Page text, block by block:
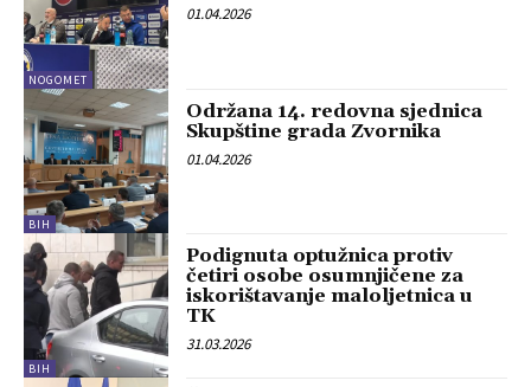
NOGOMET
01.04.2026
BIH
Održana 14. redovna sjednica
Skupštine grada Zvornika
01.04.2026
BIH
Podignuta optužnica protiv
četiri osobe osumnjičene za
iskorištavanje maloljetnica u
TK
31.03.2026